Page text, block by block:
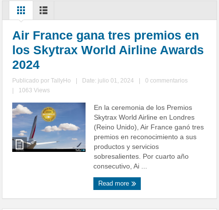
Air France gana tres premios en
los Skytrax World Airline Awards
2024
Publicado porTallyHo Date: julio 01, 2024
0 commentarios
1063 Views
En la ceremonia de los Premios
Skytrax World Airline en Londres
(Reino Unido), Air France ganó tres
premios en reconocimiento a sus
productos y servicios
sobresalientes. Por cuarto año
consecutivo, Ai ...
Read more